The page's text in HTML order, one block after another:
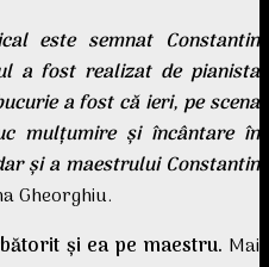
este semnat Constantin
a fost realizat de pianista
a fost că ieri, pe scena
mulţumire şi încântare în
şi a maestrului Constantin
Gheorghiu.
şi ea pe maestru. Mai